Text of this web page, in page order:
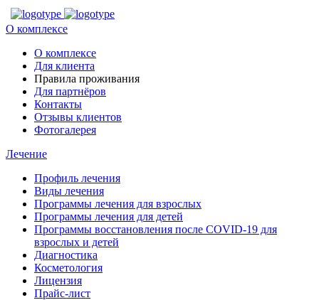
О комплексе
О комплексе
Для клиента
Правила проживания
Для партнёров
Контакты
Отзывы клиентов
Фотогалерея
Лечение
Профиль лечения
Виды лечения
Программы лечения для взрослых
Программы лечения для детей
Программы восстановления после COVID-19 для
взрослых и детей
Диагностика
Косметология
Лицензия
Прайс-лист